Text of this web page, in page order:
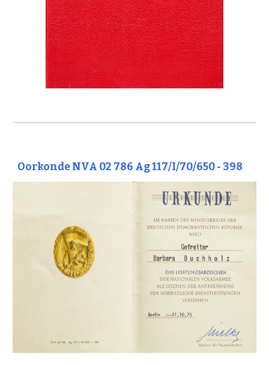
Oorkonde NVA 02 786 Ag 117/I/70/650 - 398